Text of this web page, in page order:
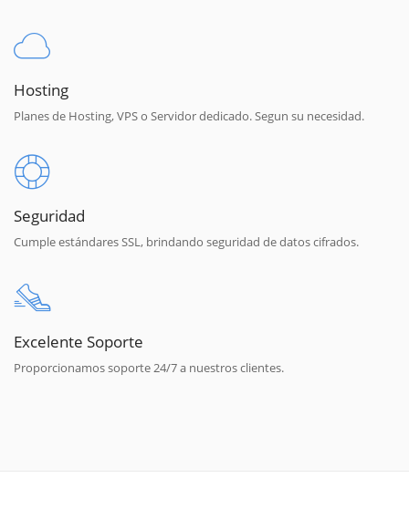
Hosting
Planes de Hosting, VPS o Servidor dedicado. Segun su necesidad.
Seguridad
Cumple estándares SSL, brindando seguridad de datos cifrados.
Excelente Soporte
Proporcionamos soporte 24/7 a nuestros clientes.